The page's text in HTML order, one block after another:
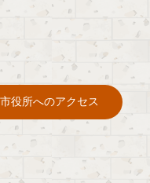
市役所へのアクセス